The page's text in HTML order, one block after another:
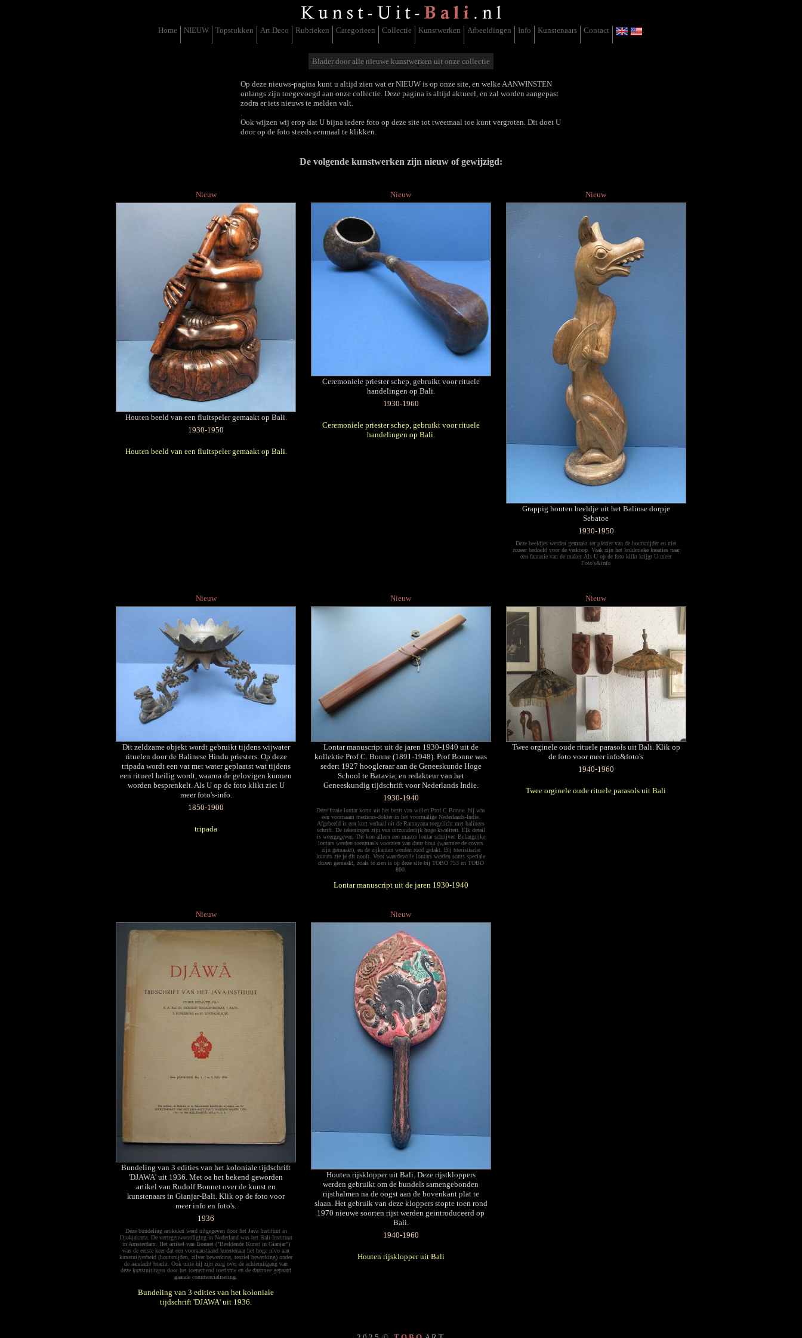
Home NIEUW Topstukken Art Deco Rubrieken Categorieen Collectie Kunstwerken Afbeeldingen Info Kunstenaars Contact .
Blader door alle nieuwe kunstwerken uit onze collectie
Op deze nieuws-pagina kunt u altijd zien wat er NIEUW is op onze site, en welke AANWINSTEN
onlangs zijn toegevoegd aan onze collectie. Deze pagina is altijd aktueel, en zal worden aangepast
zodra er iets nieuws te melden valt.
.
Ook wijzen wij erop dat U bijna iedere foto op deze site tot tweemaal toe kunt vergroten. Dit doet U
door op de foto steeds eenmaal te klikken.
De volgende kunstwerken zijn nieuw of gewijzigd:
Nieuw
Houten beeld van een fluitspeler gemaakt op Bali.
1930-1950
Houten beeld van een fluitspeler gemaakt op Bali.
Nieuw
Ceremoniele priester schep, gebruikt voor rituele
handelingen op Bali.
1930-1960
Ceremoniele priester schep, gebruikt voor rituele
handelingen op Bali.
Nieuw
Grappig houten beeldje uit het Balinse dorpje
Sebatoe
1930-1950
Deze beeldjes werden gemaakt ter plezier van de houtsnijder en niet
zozeer bedoeld voor de verkoop. Vaak zijn het kolderieke kreaties naar
een fantasie van de maker. Als U op de foto klikt krijgt U meer
Foto's&info
Nieuw
Dit zeldzame objekt wordt gebruikt tijdens wijwater
rituelen door de Balinese Hindu priesters. Op deze
tripada wordt een vat met water geplaatst wat tijdens
een ritueel heilig wordt, waarna de gelovigen kunnen
worden besprenkelt. Als U op de foto klikt ziet U
meer foto's-info.
1850-1900
tripada
Nieuw
Lontar manuscript uit de jaren 1930-1940 uit de
kollektie Prof C. Bonne (1891-1948). Prof Bonne was
sedert 1927 hoogleraar aan de Geneeskunde Hoge
School te Batavia, en redakteur van het
Geneeskundig tijdschrift voor Nederlands Indie.
1930-1940
Deze fraaie lontar komt uit het bezit van wijlen Prof C Bonne. hij was
een voornaam medicus-dokter in het voormalige Nederlands-Indie.
Afgebeeld is een kort verhaal uit de Ramayana toegelicht met balinees
schrift. De tekeningen zijn van uitzonderlijk hoge kwaliteit. Elk detail
is weergegeven. Dit kon alleen een master lontar schrijver. Belangrijke
lontars werden toenmaals voorzien van duur hout (waarmee de covers
zijn gemaakt), en de zijkanten werden rood gelakt. Bij toeristische
lontars zie je dit nooit. Voor waardevolle lontars werden soms speciale
dozen gemaakt, zoals te zien is op deze site bij TOBO 753 en TOBO
800.
Lontar manuscript uit de jaren 1930-1940
Nieuw
Twee orginele oude rituele parasols uit Bali. Klik op
de foto voor meer info&foto's
1940-1960
Twee orginele oude rituele parasols uit Bali
Nieuw
Bundeling van 3 edities van het koloniale tijdschrift
'DJAWA' uit 1936. Met oa het bekend geworden
artikel van Rudolf Bonnet over de kunst en
kunstenaars in Gianjar-Bali. Klik op de foto voor
meer info en foto's.
1936
Deze bundeling artikelen werd uitgegeven door het Java Instituut in
Djokjakarta. De vertegenwoordiging in Nederland was het Bali-Instituut
in Amsterdam. Het artikel van Bonnet ("Beeldende Kunst in Gianjar")
was de eerste keer dat een vooraanstaand kunstenaar het hoge nivo aan
kunstnijverheid (houtsnijden, zilver bewerking, textiel bewerking) onder
de aandacht bracht. Ook uitte hij zijn zorg over de achteruitgang van
deze kunstuitingen door het toenemend toerisme en de daarmee gepaard
gaande commercialisering.
Bundeling van 3 edities van het koloniale
tijdschrift 'DJAWA' uit 1936.
Nieuw
Houten rijsklopper uit Bali. Deze rijstkloppers
werden gebruikt om de bundels samengebonden
rijsthalmen na de oogst aan de bovenkant plat te
slaan. Het gebruik van deze kloppers stopte toen rond
1970 nieuwe soorten rijst werden geintroduceerd op
Bali.
1940-1960
Houten rijsklopper uit Bali